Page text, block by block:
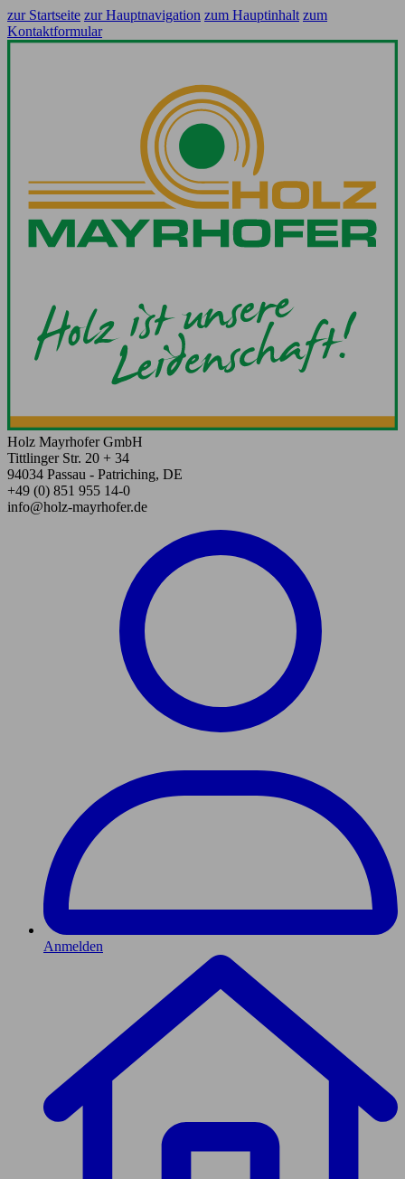
zur Startseite zur Hauptnavigation zum Hauptinhalt zum
Kontaktformular
Holz Mayrhofer GmbH
Tittlinger Str. 20 + 34
94034 Passau - Patriching, DE
+49 (0) 851 955 14-0
info@holz-mayrhofer.de
Anmelden